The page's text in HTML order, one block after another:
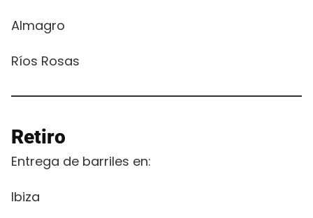
Almagro
Ríos Rosas
Retiro
Entrega de barriles en:
Ibiza